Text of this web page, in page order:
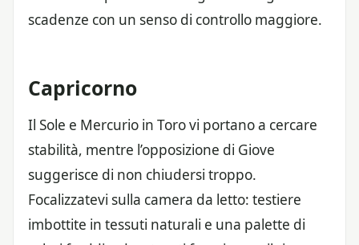
scadenze con un senso di controllo maggiore.
Capricorno
Il Sole e Mercurio in Toro vi portano a cercare
stabilità, mentre l’opposizione di Giove
suggerisce di non chiudersi troppo.
Focalizzatevi sulla camera da letto: testiere
imbottite in tessuti naturali e una palette di